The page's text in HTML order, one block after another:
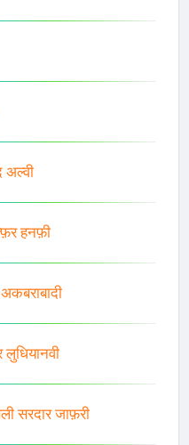
अल्वी
हनफ़ी
लुधियानवी
सरदार जाफ़री